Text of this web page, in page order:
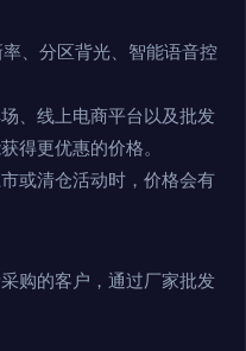
、分区背光、智能语音控
、线上电商平台以及批发
得更优惠的价格。
或清仓活动时，价格会有
购的客户，通过厂家批发